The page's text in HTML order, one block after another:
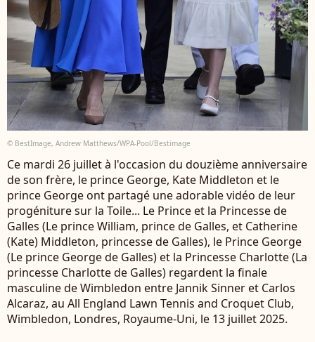
© BestImage, Andrew Matthews/WPA-Pool/Bestimage
Ce mardi 26 juillet à l'occasion du douzième anniversaire
de son frère, le prince George, Kate Middleton et le
prince George ont partagé une adorable vidéo de leur
progéniture sur la Toile... Le Prince et la Princesse de
Galles (Le prince William, prince de Galles, et Catherine
(Kate) Middleton, princesse de Galles), le Prince George
(Le prince George de Galles) et la Princesse Charlotte (La
princesse Charlotte de Galles) regardent la finale
masculine de Wimbledon entre Jannik Sinner et Carlos
Alcaraz, au All England Lawn Tennis and Croquet Club,
Wimbledon, Londres, Royaume-Uni, le 13 juillet 2025.